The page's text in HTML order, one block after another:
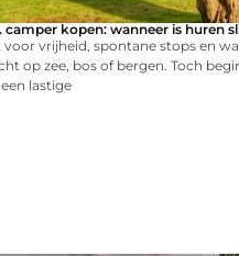
camper kopen: wanneer is huren
voor vrijheid, spontane stops en
op zee, bos of bergen. Toch
lastige